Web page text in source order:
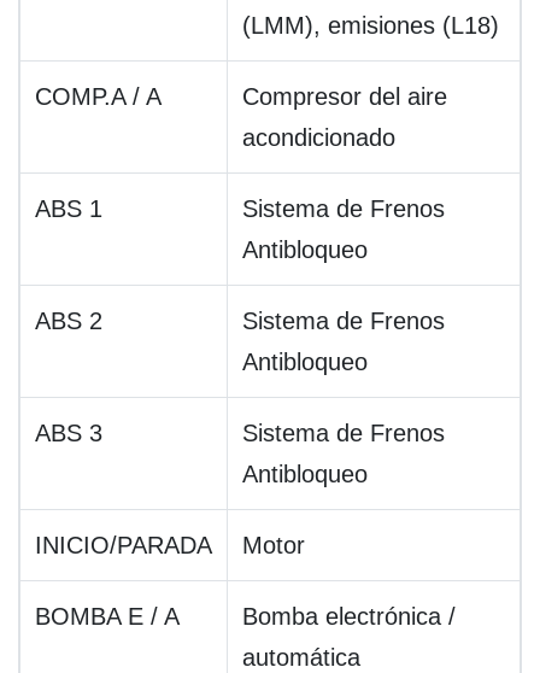
(LMM), emisiones (L18)
COMP.A / A
Compresor del aire
acondicionado
ABS 1
Sistema de Frenos
Antibloqueo
ABS 2
Sistema de Frenos
Antibloqueo
ABS 3
Sistema de Frenos
Antibloqueo
INICIO/PARADA Motor
BOMBA E / A
Bomba electrónica /
automática